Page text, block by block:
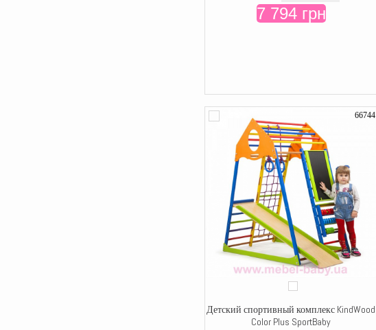
7 794 грн
66744
Детский спортивный комплекс KindWood
Color Plus SportBaby